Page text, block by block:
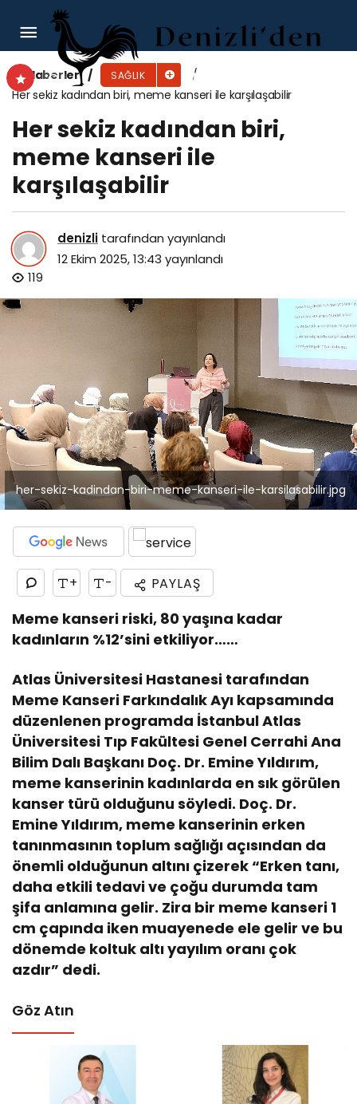
Haberler SAĞLIK
Her sekiz kadından biri, meme kanseri ile karşılaşabilir
Her sekiz kadından biri,
meme kanseri ile
karşılaşabilir
denizli tarafından yayınlandı
12 Ekim 2025, 13:43 yayınlandı
119
her-sekiz-kadindan-biri-meme-kanseri-ile-karsilasabilir.jpg
+ - PAYLAŞ
Meme kanseri riski, 80 yaşına kadar
kadınların %12’sini etkiliyor……
Atlas Üniversitesi Hastanesi tarafından
Meme Kanseri Farkındalık Ayı kapsamında
düzenlenen programda İstanbul Atlas
Üniversitesi Tıp Fakültesi Genel Cerrahi Ana
Bilim Dalı Başkanı Doç. Dr. Emine Yıldırım,
meme kanserinin kadınlarda en sık görülen
kanser türü olduğunu söyledi. Doç. Dr.
Emine Yıldırım, meme kanserinin erken
tanınmasının toplum sağlığı açısından da
önemli olduğunun altını çizerek “Erken tanı,
daha etkili tedavi ve çoğu durumda tam
şifa anlamına gelir. Zira bir meme kanseri 1
cm çapında iken muayenede ele gelir ve bu
dönemde koltuk altı yayılım oranı çok
azdır” dedi.
Göz Atın
Ruh sağlığı ve kaygının önemini Osmangazi’de
konuşuldu